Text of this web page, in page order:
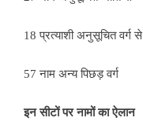
18 प्रत्याशी अनुसूचित वर्ग से
57 नाम अन्य पिछड़ वर्ग
इन सीटों पर नामों का ऐलान